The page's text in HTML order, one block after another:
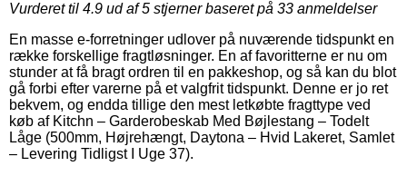
Vurderet til 4.9 ud af 5 stjerner baseret på 33 anmeldelser
En masse e-forretninger udlover på nuværende tidspunkt en
række forskellige fragtløsninger. En af favoritterne er nu om
stunder at få bragt ordren til en pakkeshop, og så kan du blot
gå forbi efter varerne på et valgfrit tidspunkt. Denne er jo ret
bekvem, og endda tillige den mest letkøbte fragttype ved
køb af Kitchn – Garderobeskab Med Bøjlestang – Todelt
Låge (500mm, Højrehængt, Daytona – Hvid Lakeret, Samlet
– Levering Tidligst I Uge 37).